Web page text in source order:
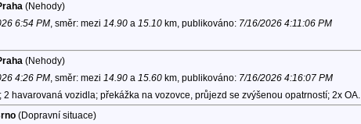
(Nehody)
6:54 PM, směr: mezi 14.90a 15.10km, publikováno: 7/16/2026 4:11:06 PM
(Nehody)
4:26 PM, směr: mezi 14.90a 15.60km, publikováno: 7/16/2026 4:16:07 PM
havarovaná vozidla; překážka na vozovce, průjezd se zvýšenou opatrností; 2x OA.
(Dopravní situace)